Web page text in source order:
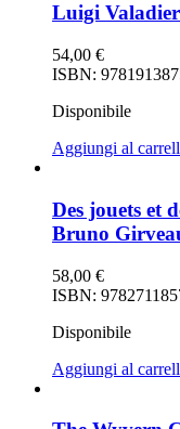
Luigi
54,00 €
ISBN:
Disponibile
Aggiungi al
Des jouets et
Bruno
58,00 €
ISBN:
Disponibile
Aggiungi al